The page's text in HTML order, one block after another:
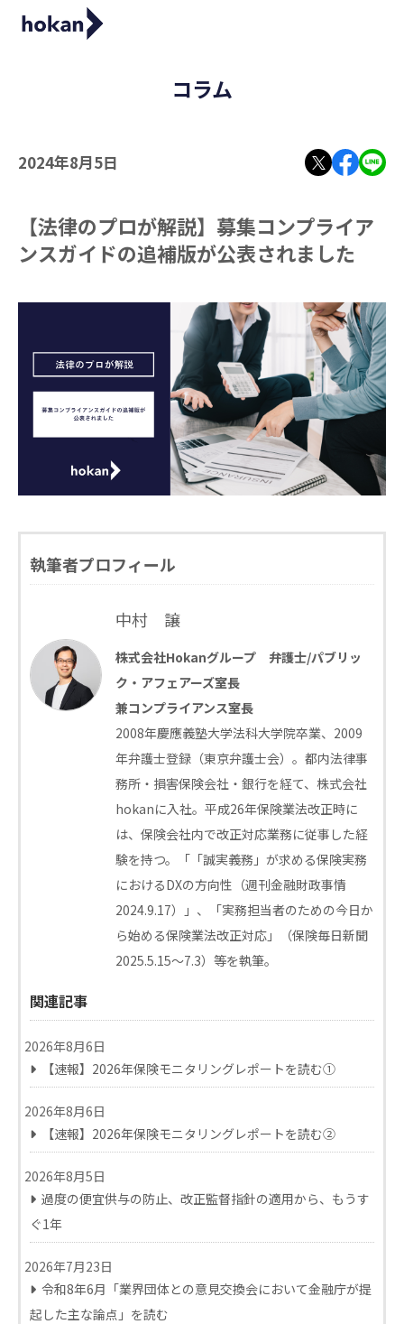
コラム
2024年8月5日
【法律のプロが解説】募集コンプライア
ンスガイドの追補版が公表されました
執筆者プロフィール
中村 譲
株式会社Hokanグループ 弁護士/パブリッ
ク・アフェアーズ室長
兼コンプライアンス室長
2008年慶應義塾大学法科大学院卒業、2009
年弁護士登録（東京弁護士会）。都内法律事
務所・損害保険会社・銀行を経て、株式会社
hokanに入社。平成26年保険業法改正時に
は、保険会社内で改正対応業務に従事した経
験を持つ。「「誠実義務」が求める保険実務
におけるDXの方向性（週刊金融財政事情
2024.9.17）」、「実務担当者のための今日か
ら始める保険業法改正対応」（保険毎日新聞
2025.5.15～7.3）等を執筆。
関連記事
2026年8月6日
【速報】2026年保険モニタリングレポートを読む①
2026年8月6日
【速報】2026年保険モニタリングレポートを読む②
2026年8月5日
過度の便宜供与の防止、改正監督指針の適用から、もうす
ぐ1年
2026年7月23日
令和8年6月「業界団体との意見交換会において金融庁が提
起した主な論点」を読む